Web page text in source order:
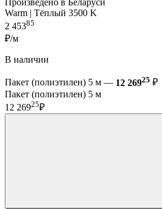
Произведено в Беларуси
Warm | Тёплый 3500 K
2 45385
₽/м
В наличии
Пакет (полиэтилен) 5 м — 12 26925 ₽
Пакет (полиэтилен) 5 м
12 26925₽